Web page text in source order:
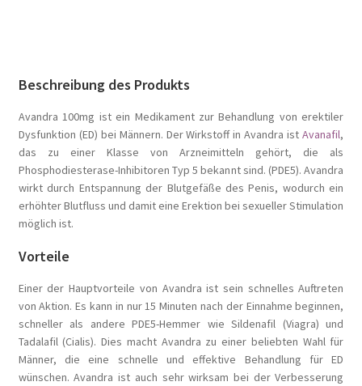
Beschreibung des Produkts
Avandra 100mg ist ein Medikament zur Behandlung von erektiler
Dysfunktion (ED) bei Männern. Der Wirkstoff in Avandra istAvanafil,
das zu einer Klasse von Arzneimitteln gehört, die als
Phosphodiesterase-Inhibitoren Typ 5 bekannt sind. (PDE5). Avandra
wirkt durch Entspannung der Blutgefäße des Penis, wodurch ein
erhöhter Blutfluss und damit eine Erektion bei sexueller Stimulation
möglich ist.
Vorteile
Einer der Hauptvorteile von Avandra ist sein schnelles Auftreten
von Aktion. Es kann in nur 15 Minuten nach der Einnahme beginnen,
schneller als andere PDE5-Hemmer wie Sildenafil (Viagra) und
Tadalafil (Cialis). Dies macht Avandra zu einer beliebten Wahl für
Männer, die eine schnelle und effektive Behandlung für ED
wünschen. Avandra ist auch sehr wirksam bei der Verbesserung